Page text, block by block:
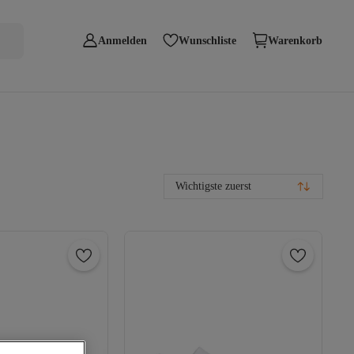
Anmelden Wunschliste Warenkorb
Wichtigste zuerst